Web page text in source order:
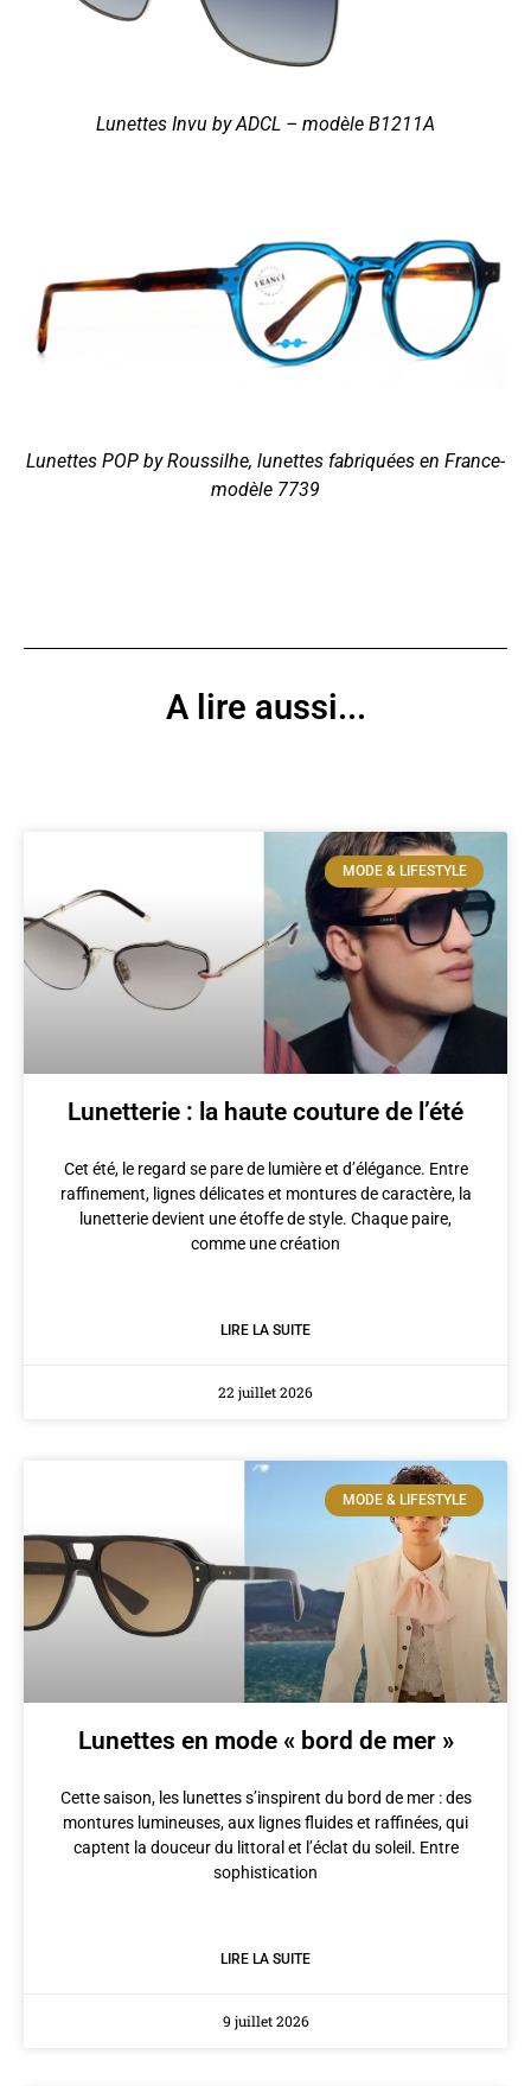
Lunettes Invu by ADCL – modèle B1211A
Lunettes POP by Roussilhe, lunettes fabriquées en France-
modèle 7739
A lire aussi...
MODE & LIFESTYLE
Lunetterie : la haute couture de l’été
Cet été, le regard se pare de lumière et d’élégance. Entre
raffinement, lignes délicates et montures de caractère, la
lunetterie devient une étoffe de style. Chaque paire,
comme une création
LIRE LA SUITE
22 juillet 2026
MODE & LIFESTYLE
Lunettes en mode « bord de mer »
Cette saison, les lunettes s’inspirent du bord de mer : des
montures lumineuses, aux lignes fluides et raffinées, qui
captent la douceur du littoral et l’éclat du soleil. Entre
sophistication
LIRE LA SUITE
9 juillet 2026